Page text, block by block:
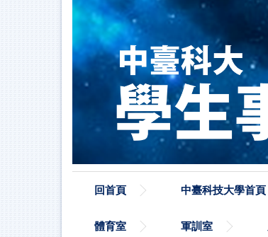
回首頁 中臺科技大學首頁
體育室 軍訓室